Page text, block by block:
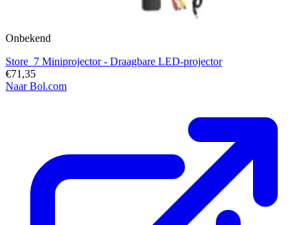
Onbekend
Store_7 Miniprojector - Draagbare LED-projector
€71,35
Naar Bol.com